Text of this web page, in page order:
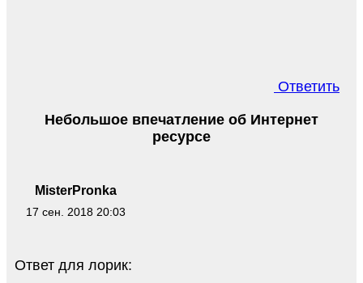
Ответить
MisterPronka
17 сен. 2018 20:03
Небольшое впечатление об Интернет
ресурсе
Ответ для лорик: